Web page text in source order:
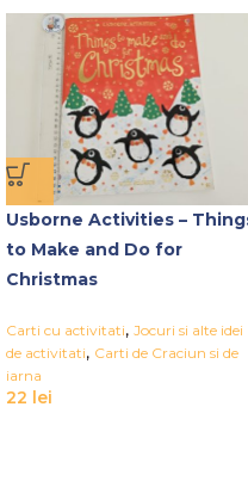
Usborne Activities –
to Make and Do for
Christmas
Carti cu activitati, Jocuri si alte idei
de activitati, Carti de Craciun si de
iarna
22 lei